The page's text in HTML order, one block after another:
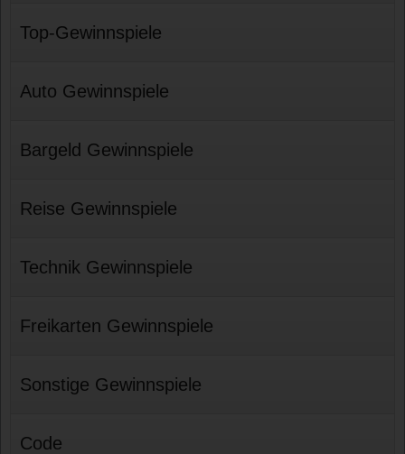
Top-Gewinnspiele
Auto Gewinnspiele
Bargeld Gewinnspiele
Reise Gewinnspiele
Technik Gewinnspiele
Freikarten Gewinnspiele
Sonstige Gewinnspiele
Code